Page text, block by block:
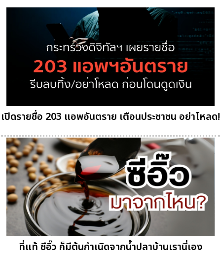
เปิดรายชื่อ 203 แอพอันตราย เตือนประชาชน อย่าโหลด!
ที่แท้ ซีอิ๊ว ก็มีต้นกำเนิดจากน้ำปลาบ้านเรานี่เอง